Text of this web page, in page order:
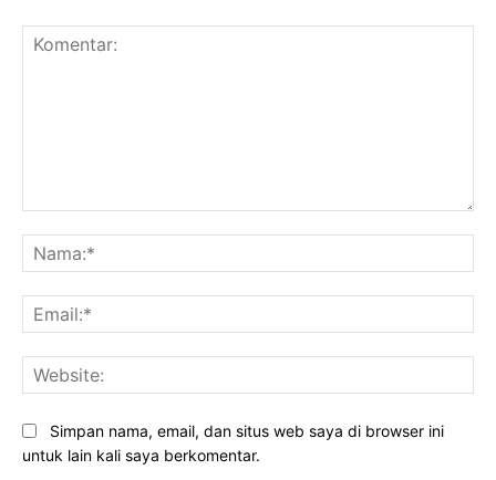
Simpan nama, email, dan situs web saya di browser ini
untuk lain kali saya berkomentar.